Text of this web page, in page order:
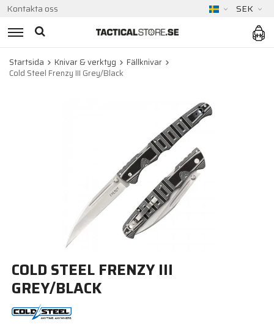
Kontakta oss SEK
Startsida Knivar & verktyg
Fällknivar
Cold Steel Frenzy III Grey/Black
COLD STEEL FRENZY III
GREY/BLACK